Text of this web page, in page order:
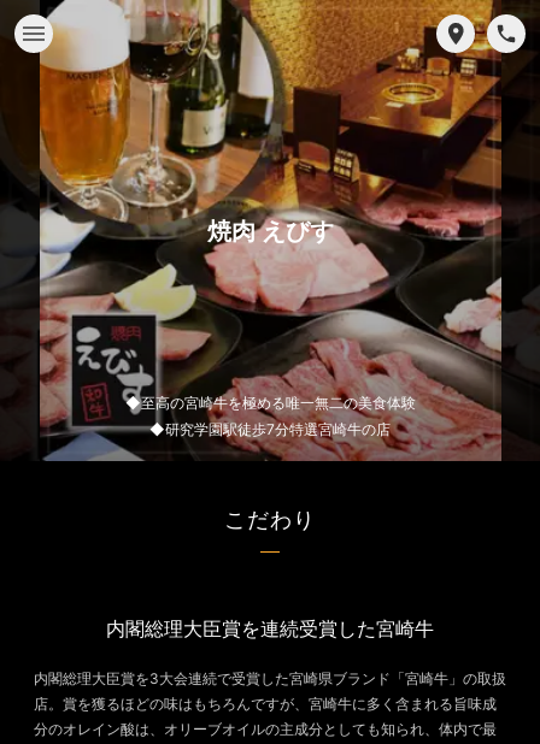
焼肉 えびす
◆至高の宮崎牛を極める唯一無二の美食体験
◆研究学園駅徒歩7分特選宮崎牛の店
こだわり
内閣総理大臣賞を連続受賞した宮崎牛
内閣総理大臣賞を3大会連続で受賞した宮崎県ブランド「宮崎牛」の取扱
店。賞を獲るほどの味はもちろんですが、宮崎牛に多く含まれる旨味成
分のオレイン酸は、オリーブオイルの主成分としても知られ、体内で最